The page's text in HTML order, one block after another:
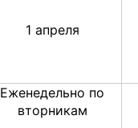
1 апреля
Еженедельно по
вторникам